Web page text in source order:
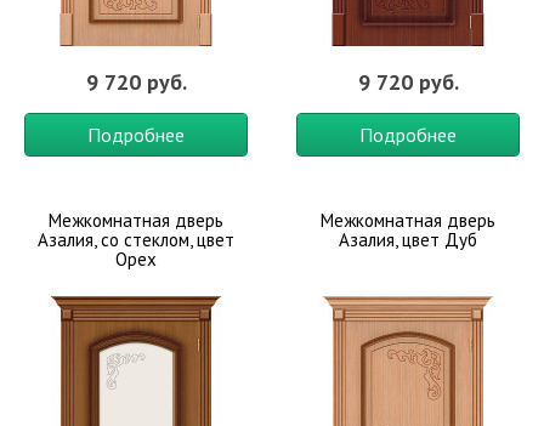
9 720 руб.
Подробнее
9 720 руб.
Подробнее
Межкомнатная дверь
Азалия, со стеклом, цвет
Орех
Межкомнатная дверь
Азалия, цвет Дуб